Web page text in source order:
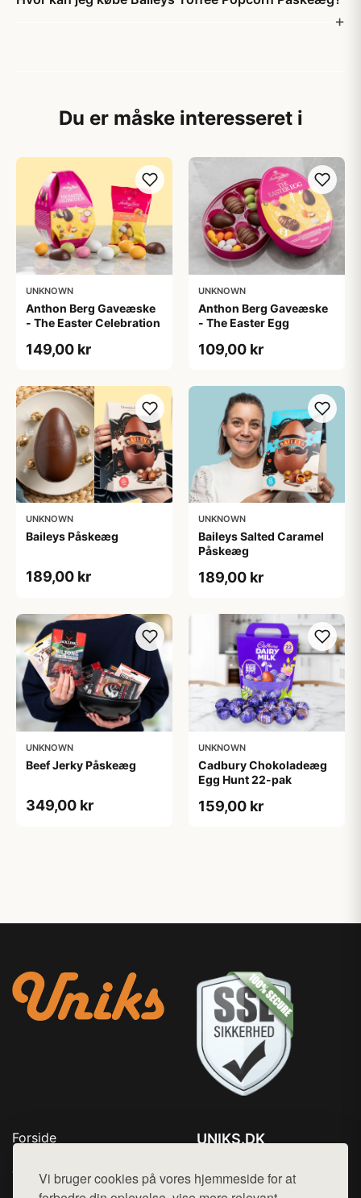
Vi bruger cookies på vores hjemmeside for at
Du er måske interesseret i
UNKNOWN
Anthon Berg Gaveæske
- The Easter Celebration
149,00 kr
UNKNOWN
Anthon Berg Gaveæske
- The Easter Egg
109,00 kr
UNKNOWN
Baileys Påskeæg
189,00 kr
UNKNOWN
Baileys Salted Caramel
Påskeæg
189,00 kr
UNKNOWN
Beef Jerky Påskeæg
349,00 kr
UNKNOWN
Cadbury Chokoladeæg
Egg Hunt 22-pak
159,00 kr
Forside
Top Rabatter
UNIKS.DK
Mail: hej@want.dk